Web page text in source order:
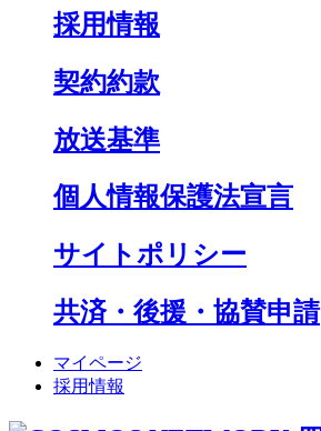
採用情報
契約約款
放送基準
個人情報保護法宣言
サイトポリシー
共済・後援・協賛申請
マイページ
採用情報